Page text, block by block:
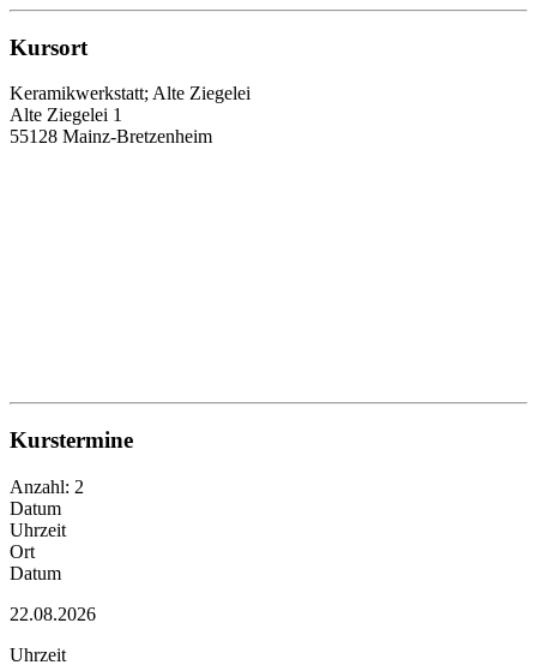
Kursort
Keramikwerkstatt; Alte Ziegelei
Alte Ziegelei 1
55128 Mainz-Bretzenheim
Kurstermine
Anzahl: 2
Datum
Uhrzeit
Ort
Datum
22.08.2026
Uhrzeit